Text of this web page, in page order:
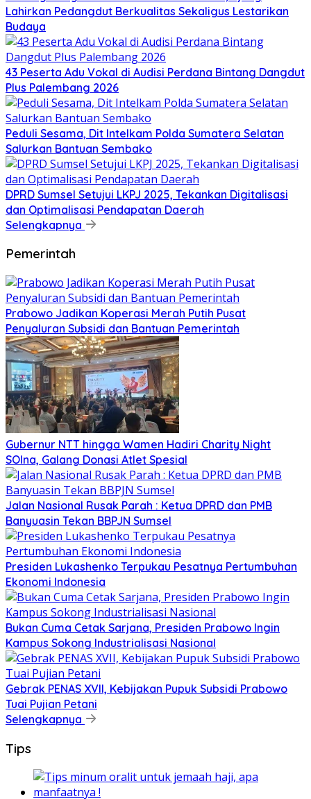
Lahirkan Pedangdut Berkualitas Sekaligus Lestarikan
Budaya
43 Peserta Adu Vokal di Audisi Perdana Bintang Dangdut
Plus Palembang 2026
Peduli Sesama, Dit Intelkam Polda Sumatera Selatan
Salurkan Bantuan Sembako
DPRD Sumsel Setujui LKPJ 2025, Tekankan Digitalisasi
dan Optimalisasi Pendapatan Daerah
Selengkapnya
Pemerintah
Prabowo Jadikan Koperasi Merah Putih Pusat
Penyaluran Subsidi dan Bantuan Pemerintah
Gubernur NTT hingga Wamen Hadiri Charity Night
SOIna, Galang Donasi Atlet Spesial
Jalan Nasional Rusak Parah : Ketua DPRD dan PMB
Banyuasin Tekan BBPJN Sumsel
Presiden Lukashenko Terpukau Pesatnya Pertumbuhan
Ekonomi Indonesia
Bukan Cuma Cetak Sarjana, Presiden Prabowo Ingin
Kampus Sokong Industrialisasi Nasional
Gebrak PENAS XVII, Kebijakan Pupuk Subsidi Prabowo
Tuai Pujian Petani
Selengkapnya
Tips